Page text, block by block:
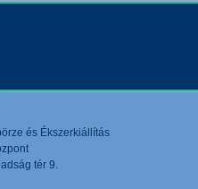
és Ékszerkiállítás
tér 9.